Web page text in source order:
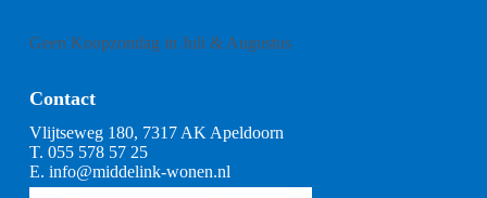
Geen Koopzondag in Juli & Augustus
Contact
Vlijtseweg 180, 7317 AK Apeldoorn
T. 055 578 57 25
E. info@middelink-wonen.nl